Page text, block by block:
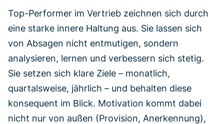
Top-Performer im Vertrieb zeichnen sich durch
eine starke innere Haltung aus. Sie lassen sich
von Absagen nicht entmutigen, sondern
analysieren, lernen und verbessern sich stetig.
Sie setzen sich klare Ziele – monatlich,
quartalsweise, jährlich – und behalten diese
konsequent im Blick. Motivation kommt dabei
nicht nur von außen (Provision, Anerkennung),